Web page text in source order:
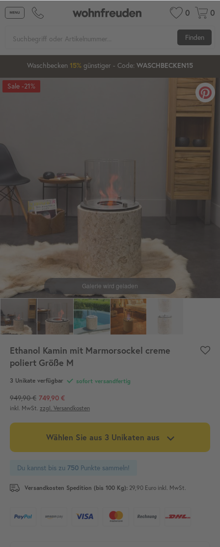
0 0
Finden
00 47 22
Waschbecken 15% günstiger - Code: WASCHBECKEN15
20%
-21%
Ethanol Kamin mit Marmorsockel creme
poliert Größe M
3 Unikate verfügbar sofort versandfertig
949,90 € 749,90 €
inkl. MwSt. zzgl. Versandkosten
Wählen Sie aus 3 Unikaten aus
Du kannst bis zu 750 Punkte sammeln!
Versandkosten Spedition (bis 100 Kg): 29,90 Euro inkl. MwSt.